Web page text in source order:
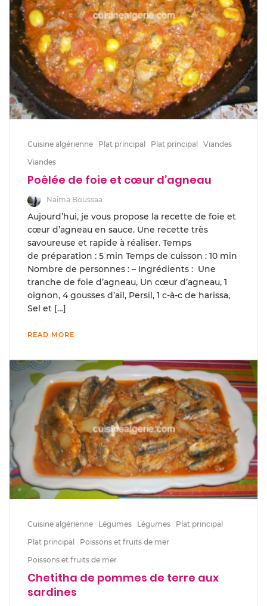
Cuisine algérienne Plat principal Plat principal Viandes
Viandes
Poêlée de foie et cœur d’agneau
Naima Boussaa
Aujourd’hui, je vous propose la recette de foie et
cœur d’agneau en sauce. Une recette très
savoureuse et rapide à réaliser. Temps
de préparation : 5 min Temps de cuisson : 10 min
Nombre de personnes : – Ingrédients : Une
tranche de foie d’agneau, Un cœur d’agneau, 1
oignon, 4 gousses d’ail, Persil, 1 c-à-c de harissa,
Sel et […]
READ MORE
Cuisine algérienne Légumes Légumes
Plat principal
Plat principal
Poissons et fruits de mer
Poissons et fruits de mer
Chetitha de pommes de terre aux
sardines